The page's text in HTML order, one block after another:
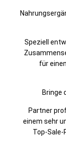
Speziell
für
Bringe
Partner
einem sehr
Top-